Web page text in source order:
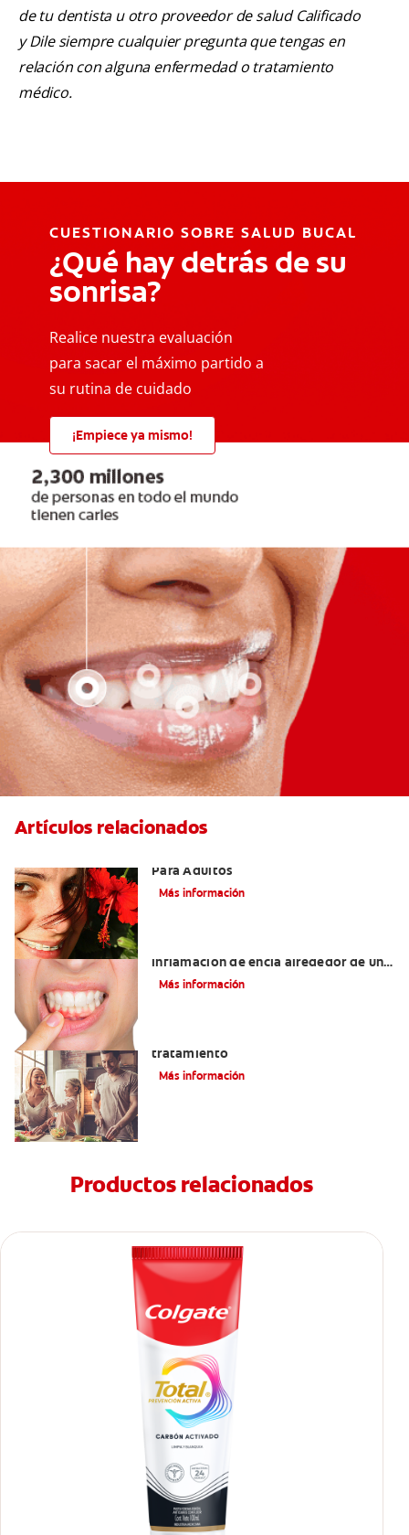
de tu dentista u otro proveedor de salud Calificado
y Dile siempre cualquier pregunta que tengas en
relación con alguna enfermedad o tratamiento
médico.
CUESTIONARIO SOBRE SALUD BUCAL
¿Qué hay detrás de su
sonrisa?
Realice nuestra evaluación
para sacar el máximo partido a
su rutina de cuidado
¡Empiece ya mismo!
Artículos relacionados
Para Adultos
Más información
inflamación de encía alrededor de un
diente?
Más información
tratamiento
Más información
Productos relacionados